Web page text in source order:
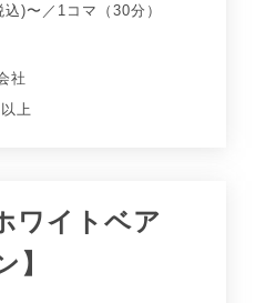
)〜／1コマ（30分）
社
上
ワイトベア
】